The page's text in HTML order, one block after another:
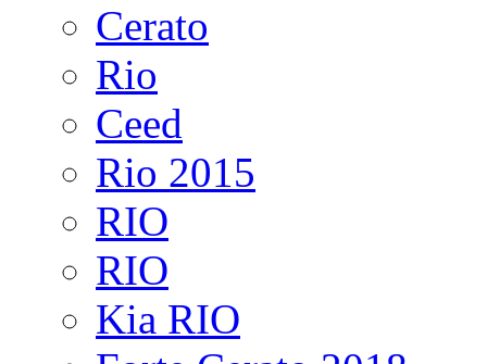
Cerato
Rio
Ceed
Rio 2015
RIO
RIO
Kia RIO